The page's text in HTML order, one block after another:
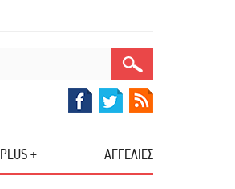
PLUS + ΑΓΓΕΛΙΕΣ